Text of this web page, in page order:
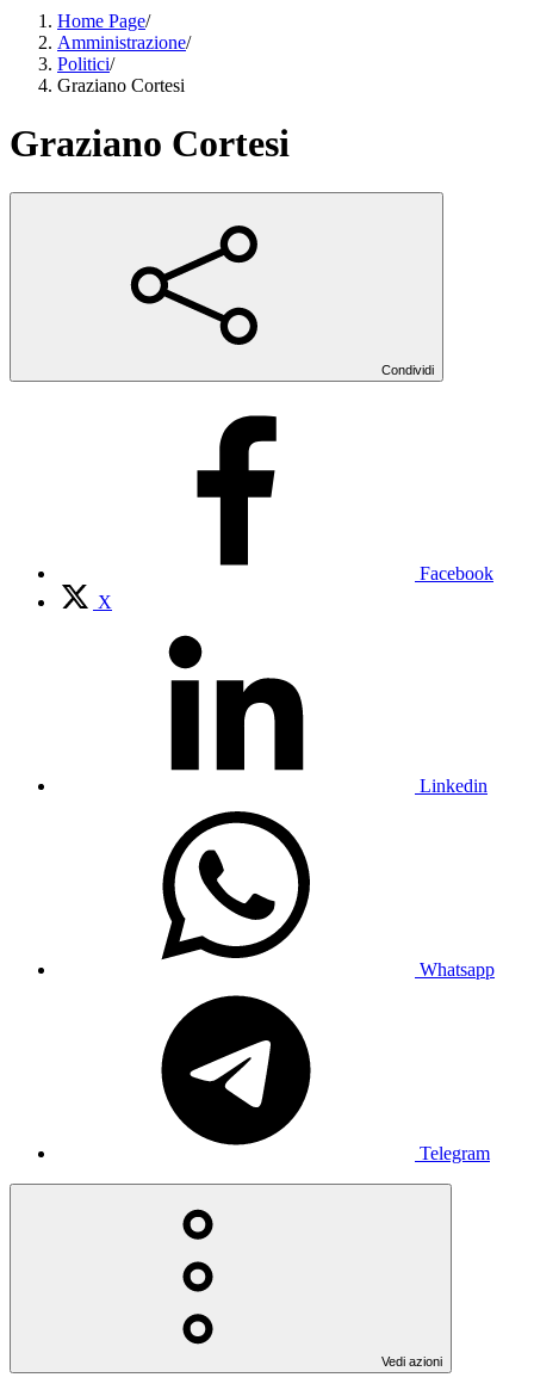
Home Page/
Amministrazione/
Politici/
Graziano Cortesi
Graziano Cortesi
Condividi
Facebook
X
Linkedin
Whatsapp
Telegram
Vedi azioni